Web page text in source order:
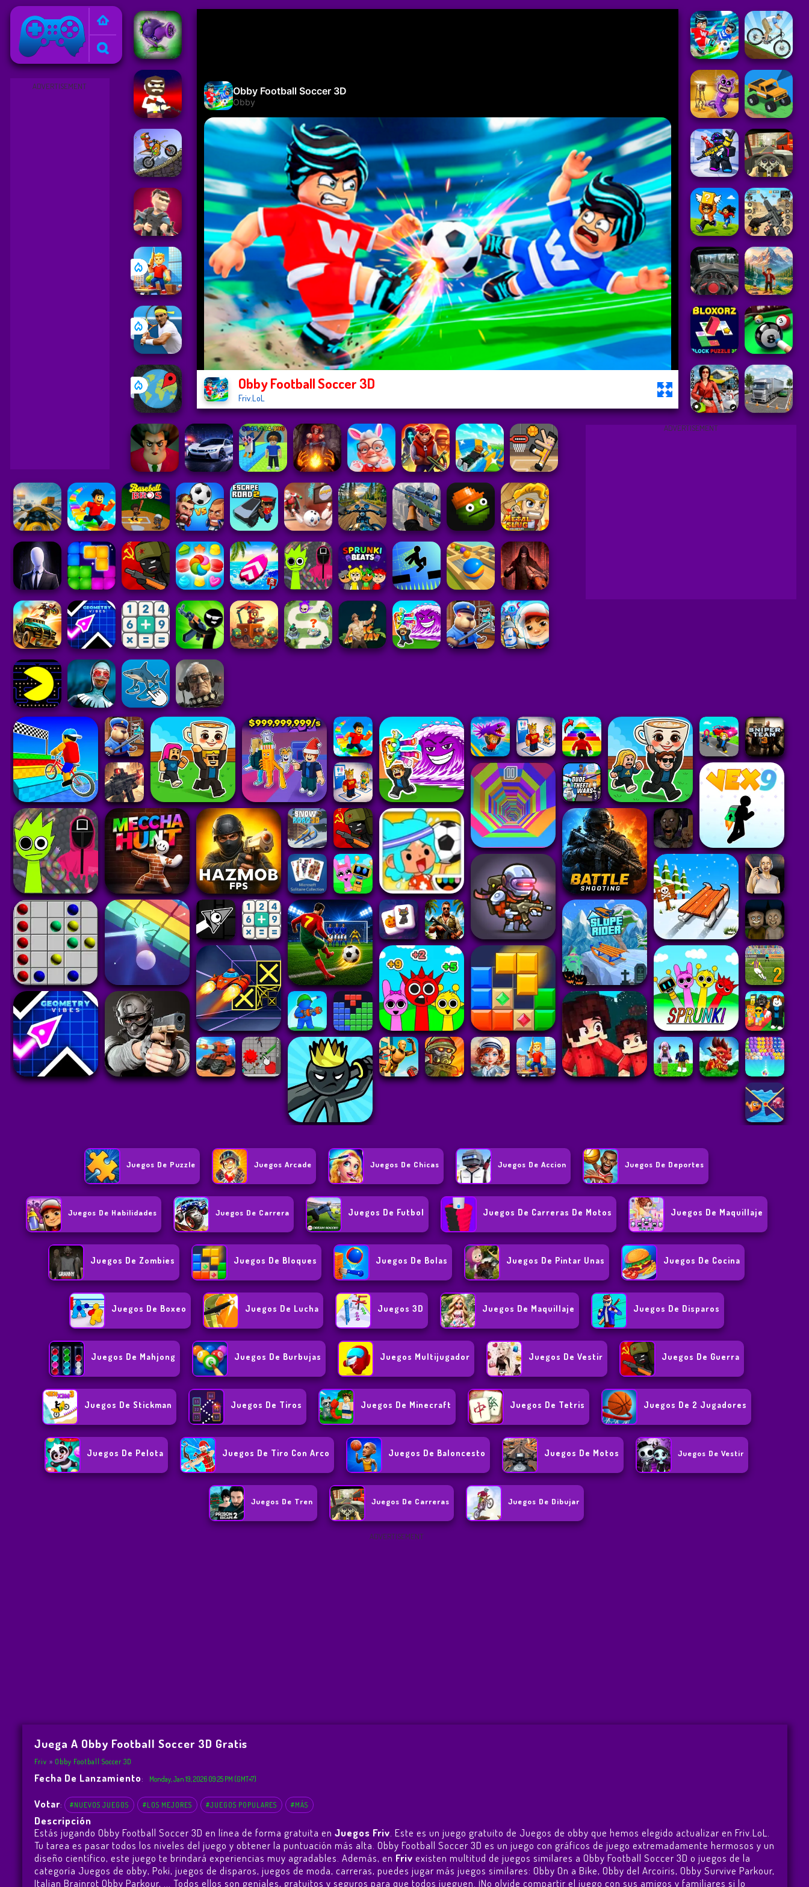
ADVERTISEMENT
Obby Football Soccer 3D
Friv.LoL
ADVERTISEMENT
Juegos De Puzzle Juegos Arcade Juegos De Chicas Juegos De Accion Juegos De Deportes
Juegos De Habilidades Juegos De Carrera Juegos De Futbol Juegos De Carreras De Motos Juegos De Maquillaje
Juegos De Zombies Juegos De Bloques Juegos De Bolas Juegos De Pintar Unas Juegos De Cocina
Juegos De Boxeo Juegos De Lucha Juegos 3D Juegos De Maquillaje Juegos De Disparos
Juegos De Mahjong Juegos De Burbujas Juegos Multijugador Juegos De Vestir Juegos De Guerra
Juegos De Stickman Juegos De Tiros Juegos De Minecraft Juegos De Tetris Juegos De 2 Jugadores
Juegos De Pelota Juegos De Tiro Con Arco Juegos De Baloncesto Juegos De Motos Juegos De Vestir
Juegos De Tren Juegos De Carreras Juegos De Dibujar
ADVERTISEMENT
Juega A Obby Football Soccer 3D Gratis
Friv Obby Football Soccer 3D
Fecha De Lanzamiento: Monday, Jan 19, 2026 09:25 PM (GMT+7)
Votar: #NUEVOS JUEGOS #LOS MEJORES #JUEGOS POPULARES #MÁS
Descripción
Estás jugando Obby Football Soccer 3D en línea de forma gratuita en Juegos Friv . Este es un juego gratuito de Juegos de obby que hemos elegido actualizar en Friv.LoL.
Tu tarea es pasar todos los niveles del juego y obtener la puntuación más alta. Obby Football Soccer 3D es un juego con gráficos de juego extremadamente hermosos y un
diseño científico, este juego te brindará experiencias muy agradables. Además, en Friv existen multitud de juegos similares a Obby Football Soccer 3D o juegos de la
categoría Juegos de obby, Poki, juegos de disparos, juegos de moda, carreras, puedes jugar más juegos similares: Obby On a Bike, Obby del Arcoíris, Obby Survive Parkour,
Italian Brainrot Obby Parkour, ... Todos ellos son geniales, gratuitos y seguros para que todos jueguen. ¡No olvide compartir el juego con sus amigos y familiares si lo